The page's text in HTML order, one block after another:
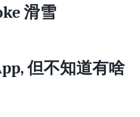
滑雪
但不知道有啥